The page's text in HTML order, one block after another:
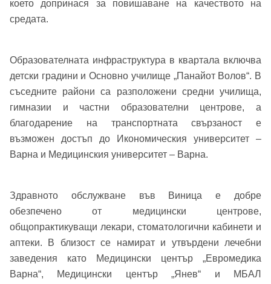
Добре дошъл!
Вход Регистрация
Имейл Адрес
което допринася за повишаване на качеството на
средата.
Образователната инфраструктура в квартала включва
детски градини и Основно училище „Панайот Волов“. В
съседните райони са разположени средни училища,
гимназии и частни образователни центрове, а
благодарение на транспортната свързаност е
възможен достъп до Икономическия университет –
Варна и Медицинския университет – Варна.
Здравното обслужване във Виница е добре
обезпечено от медицински центрове,
общопрактикуващи лекари, стоматологични кабинети и
аптеки. В близост се намират и утвърдени лечебни
заведения като Медицински център „Евромедика
Варна“, Медицински център „Янев“ и МБАЛ
Име*